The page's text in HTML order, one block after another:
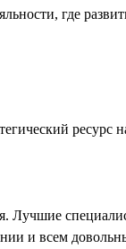
где
ресурс
Лучшие
и всем